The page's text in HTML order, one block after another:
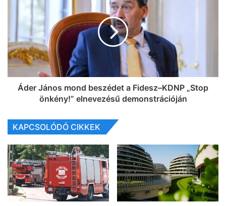
Áder János mond beszédet a Fidesz–KDNP „Stop
önkény!” elnevezésű demonstrációján
KAPCSOLÓDÓ CIKKEK